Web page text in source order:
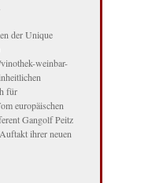
der Unique
weinbar-
für
europäischen
Gangolf Peitz
ihrer neuen